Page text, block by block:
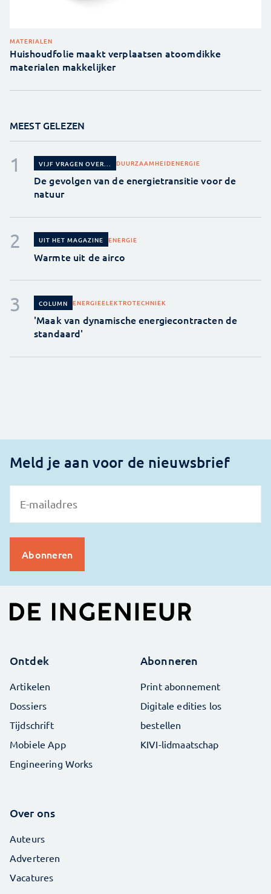
MATERIALEN
Huishoudfolie maakt verplaatsen atoomdikke
materialen makkelijker
MEEST GELEZEN
VIJF VRAGEN OVER... DUURZAAMHEIDENERGIE
De gevolgen van de energietransitie voor de
natuur
UIT HET MAGAZINE ENERGIE
Warmte uit de airco
COLUMN ENERGIEELEKTROTECHNIEK
'Maak van dynamische energiecontracten de
standaard'
Meld je aan voor de nieuwsbrief
Ontdek
Artikelen
Dossiers
Tijdschrift
Mobiele App
Engineering Works
Abonneren
Print abonnement
Digitale edities los
bestellen
KIVI-lidmaatschap
Over ons
Auteurs
Adverteren
Vacatures